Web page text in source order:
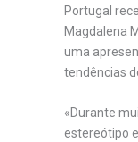
Portugal
Magdalena
uma
tendências
«Durante
estereótipo